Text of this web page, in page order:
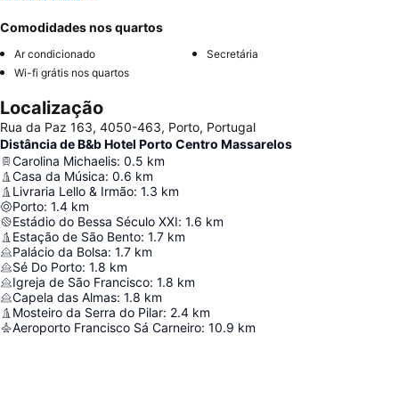
Comodidades nos quartos
Ar condicionado
Secretária
Wi-fi grátis nos quartos
Localização
Rua da Paz 163, 4050-463, Porto, Portugal
Distância de B&b Hotel Porto Centro Massarelos
Carolina Michaelis: 0.5 km
Casa da Música: 0.6 km
Livraria Lello & Irmão: 1.3 km
Porto: 1.4 km
Estádio do Bessa Século XXI: 1.6 km
Estação de São Bento: 1.7 km
Palácio da Bolsa: 1.7 km
Sé Do Porto: 1.8 km
Igreja de São Francisco: 1.8 km
Capela das Almas: 1.8 km
Mosteiro da Serra do Pilar: 2.4 km
Aeroporto Francisco Sá Carneiro: 10.9 km